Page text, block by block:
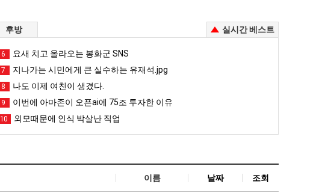
후방 실시간 베스트
6 요새 치고 올라오는 봉화군 SNS
7 지나가는 시민에게 큰 실수하는 유재석.jpg
8 나도 이제 여친이 생겼다.
9 이번에 아마존이 오픈ai에 75조 투자한 이유
10 외모때문에 인식 박살난 직업
이름 날짜 조회